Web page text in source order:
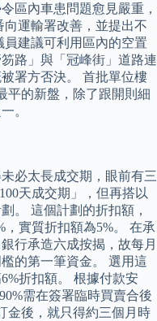
區內車患問題愈見嚴重，
運輸署改善，並提出不
建議可利用區內的空置
路」與「冠峰街」道路連
署方否決。 首批單位樓
平的新盤，除了跟開則細
。
必太長成交期，眼前有三
天成交期」，但再搭以
。 這個計劃的折扣額，
實質折扣額為5%。 在承
行承造六成按揭，故每月
的第一筆資金。 選用這
折扣額。 根據付款安
需在簽署臨時買賣合後
金後，就只得約三個月時